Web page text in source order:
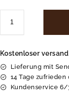
Kostenloser
Lieferung mit
14 Tage
Kundenservice 6/